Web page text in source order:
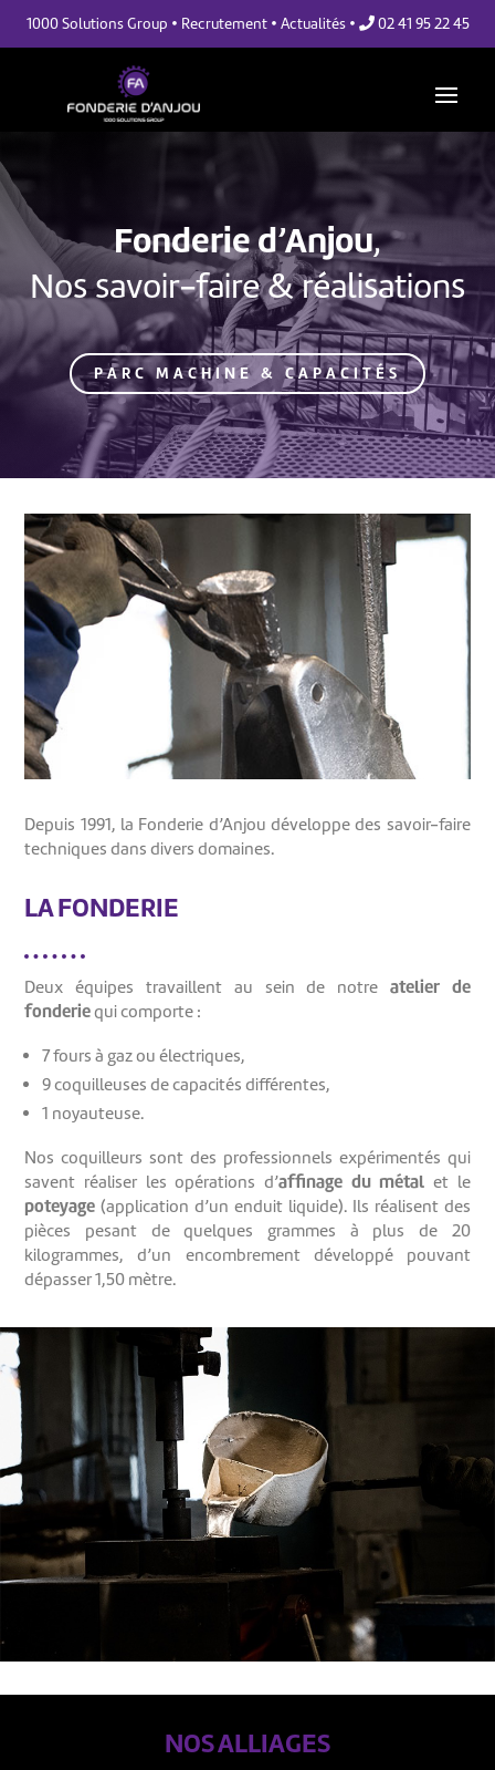
1000 Solutions Group • Recrutement• Actualités • 02 41 95 22 45
Fonderie d’Anjou,
Nos savoir-faire & réalisations
PARC MACHINE & CAPACITÉS
Depuis 1991, la Fonderie d’Anjou développe des savoir-faire
techniques dans divers domaines.
LA FONDERIE
Deux équipes travaillent au sein de notre atelier de
fonderiequi comporte :
7 fours à gaz ou électriques,
9 coquilleuses de capacités différentes,
1 noyauteuse.
Nos coquilleurs sont des professionnels expérimentés qui
savent réaliser les opérations d’affinage du métal et le
poteyage(application d’un enduit liquide). Ils réalisent des
pièces pesant de quelques grammes à plus de 20
kilogrammes, d’un encombrement développé pouvant
dépasser 1,50 mètre.
NOS ALLIAGES